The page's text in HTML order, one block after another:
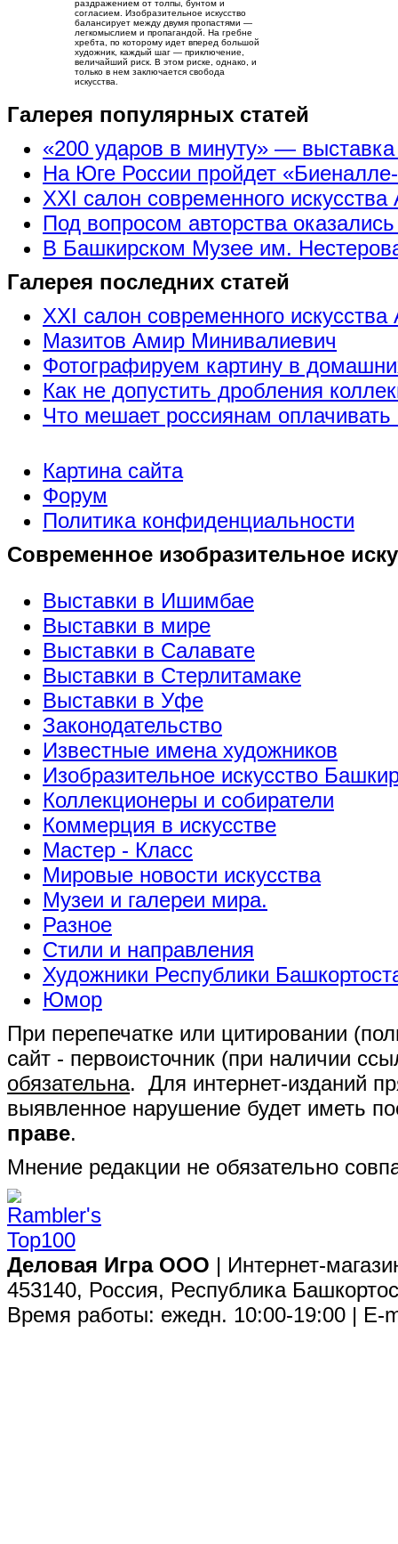
раздражением от толпы, бунтом и
согласием. Изобразительное искусство
балансирует между двумя пропастями —
легкомыслием и пропагандой. На гребне
хребта, по которому идет вперед большой
художник, каждый шаг — приключение,
величайший риск. В этом риске, однако, и
только в нем заключается свобода
искусства.
Галерея популярных статей
«200 ударов в минуту» —
На Юге России пройдет
XXI салон современного искусства
Под вопросом авторства
В Башкирском Музее им.
Галерея последних статей
XXI салон современного искусства
Мазитов Амир Минивалиевич
Фотографируем картину в
Как не допустить дробления
Что мешает россиянам
Картина сайта
Форум
Политика конфиденциальности
Современное изобразительное
Выставки в Ишимбае
Выставки в мире
Выставки в Салавате
Выставки в Стерлитамаке
Выставки в Уфе
Законодательство
Известные имена художников
Изобразительное искусство
Коллекционеры и собиратели
Коммерция в искусстве
Мастер - Класс
Мировые новости искусства
Музеи и галереи мира.
Разное
Стили и направления
Художники Республики
Юмор
При перепечатке или цитировании
сайт - первоисточник (при наличии
обязательна. Для интернет-изданий
выявленное нарушение будет иметь
праве.
Мнение редакции не обязательно
Деловая Игра ООО | Интернет-
453140, Россия, Республика
Время работы: ежедн. 10:00-19:00 | E-